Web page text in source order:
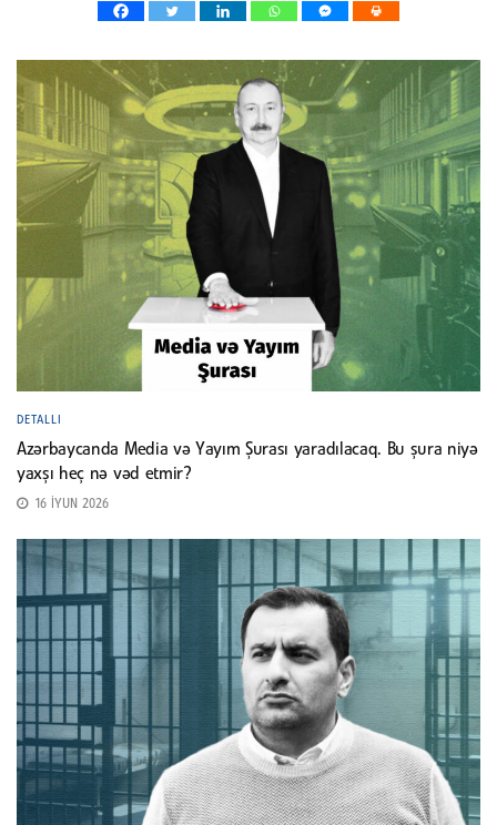
DETALLI
Azərbaycanda Media və Yayım Şurası yaradılacaq. Bu şura niyə
yaxşı heç nə vəd etmir?
16 İYUN 2026